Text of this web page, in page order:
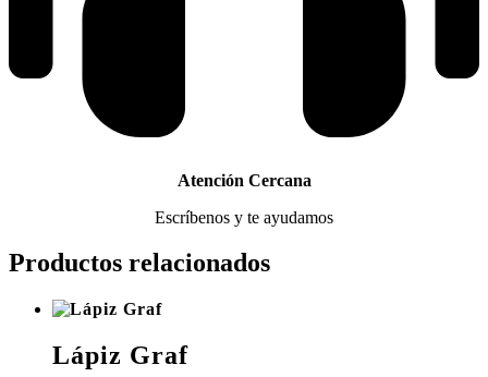
Atención Cercana
Escríbenos y te ayudamos
Productos relacionados
Lápiz Graf